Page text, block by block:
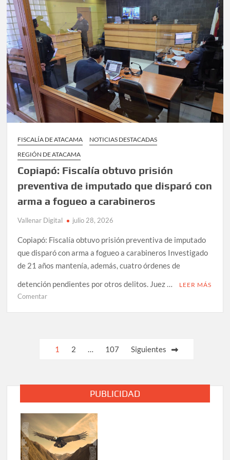
muerte
de
trabajador
en
la
ruta
5
Norte
FISCALÍA DE ATACAMA
NOTICIAS DESTACADAS
REGIÓN DE ATACAMA
Copiapó: Fiscalía obtuvo prisión
preventiva de imputado que disparó con
arma a fogueo a carabineros
Vallenar Digital julio 28, 2026
Copiapó: Fiscalía obtuvo prisión preventiva de imputado
que disparó con arma a fogueo a carabineros Investigado
de 21 años mantenía, además, cuatro órdenes de
detención pendientes por otros delitos. Juez …
LEER MÁS
Comentaren
preventiva
que
arma
a
fogueo
a
Paginación
entradas
1 2 … 107 Siguientes
PUBLICIDAD